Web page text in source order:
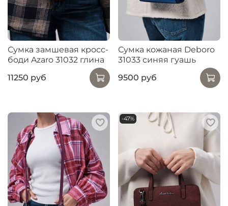
Сумка замшевая кросс-
боди Azaro 31032 глина
11250 руб
Сумка кожаная Deboro
31033 синяя гуашь
9500 руб
-47%